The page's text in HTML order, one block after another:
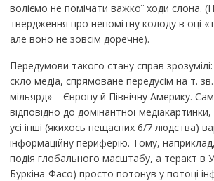
воліємо не помічати важкої ходи слона.
твердження про непомітну колоду в оці
але воно не зовсім доречне).
Передумови такого стану справ
скло медіа, спрямоване передусім на т.
мільярд» – Європу й Північну Америку.
відповідно до домінантної
усі інші (якихось нещасних 6/7 людства)
інформаційну периферію. Тому,
подія глобального масштабу, а теракт в
Буркіна-Фасо) просто потонув у потоці